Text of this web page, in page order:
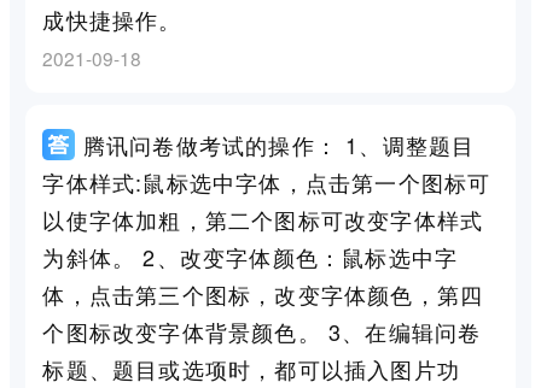
成快捷操作。
2021-09-18
腾讯问卷做考试的操作： 1、调整题目
字体样式:鼠标选中字体，点击第一个图标可
以使字体加粗，第二个图标可改变字体样式
为斜体。 2、改变字体颜色：鼠标选中字
体，点击第三个图标，改变字体颜色，第四
个图标改变字体背景颜色。 3、在编辑问卷
标题、题目或选项时，都可以插入图片功